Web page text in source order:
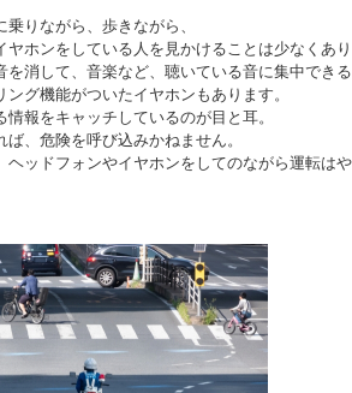
りながら、歩きながら、
ヤホンをしている人を見かけることは少なくあ
を消して、音楽など、聴いている音に集中できる
ング機能がついたイヤホンもあります。
報をキャッチしているのが目と耳。
、危険を呼び込みかねません。
ヘッドフォンやイヤホンをしてのながら運転は